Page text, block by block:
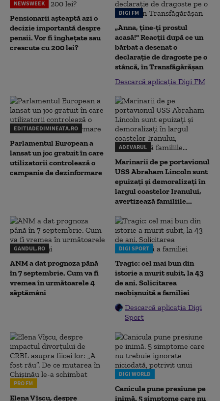
NEWSWEEK
Pensionarii așteaptă azi o
decizie importantă despre
pensii. Vor fi înghețate sau
crescute cu 200 lei?
DIGI FM
„Anna, ţine-ţi prostul
acasă!" Reacţii după ce un
bărbat a desenat o
declaraţie de dragoste pe o
stâncă, în Transfăgărăşan
Descarcă aplicația Digi FM
EDITIADEDIMINEATA.RO
Parlamentul European a
lansat un joc gratuit în care
utilizatorii controlează o
campanie de dezinformare
ADEVARUL
Marinarii de pe portavionul
USS Abraham Lincoln sunt
epuizați și demoralizați în
largul coastelor Iranului,
avertizează familiile...
GANDUL.RO
ANM a dat prognoza până
în 7 septembrie. Cum va fi
vremea în următoarele 4
săptămâni
DIGI SPORT
Tragic: cel mai bun din
istorie a murit subit, la 43
de ani. Solicitarea
neobișnuită a familiei
Descarcă aplicația Digi
Sport
PRO FM
Elena Vîșcu, despre
DIGI WORLD
Canicula pune presiune pe
inimă. 5 simptome care nu